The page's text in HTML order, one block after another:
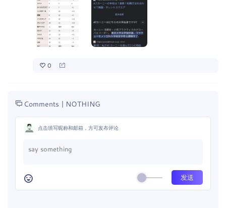
0
Comments | NOTHING
点击填写昵称和邮箱，方可发布评论